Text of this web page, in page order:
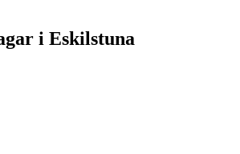
i Eskilstuna